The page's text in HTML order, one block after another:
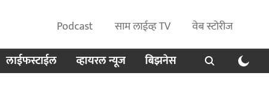
Podcast साम लाईव्ह TV
वेब स्टोरीज
लाईफस्टाईल व्हायरल न्यूज बिझनेस